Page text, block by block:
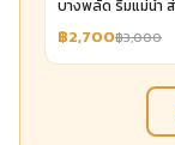
บางพลัด ริมแม่น้ำ
฿2,700฿3,000